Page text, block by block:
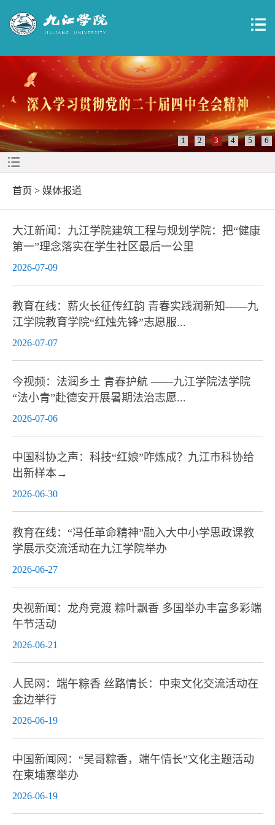
1 2 3 4 5 6
首页 > 媒体报道
大江新闻：九江学院建筑工程与规划学院：把“健康
第一”理念落实在学生社区最后一公里
2026-07-09
教育在线：薪火长征传红韵 青春实践润新知——九
江学院教育学院“红烛先锋”志愿服...
2026-07-07
今视频：法润乡土 青春护航 ——九江学院法学院
“法小青”赴德安开展暑期法治志愿...
2026-07-06
中国科协之声：科技“红娘”咋炼成？九江市科协给
出新样本→
2026-06-30
教育在线：“冯任革命精神”融入大中小学思政课教
学展示交流活动在九江学院举办
2026-06-27
央视新闻：龙舟竞渡 粽叶飘香 多国举办丰富多彩端
午节活动
2026-06-21
人民网：端午粽香 丝路情长：中柬文化交流活动在
金边举行
2026-06-19
中国新闻网：“吴哥粽香，端午情长”文化主题活动
在柬埔寨举办
2026-06-19